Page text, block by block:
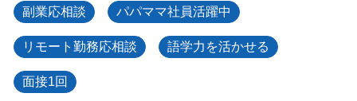
副業応相談 パパママ社員活躍中
リモート勤務応相談 語学力を活かせる
面接1回